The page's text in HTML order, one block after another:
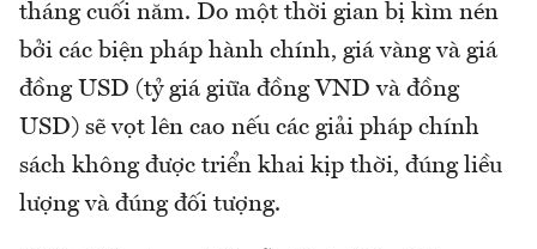
tháng cuối năm. Do một thời gian bị kìm nén
bởi các biện pháp hành chính, giá vàng và giá
đồng USD (tỷ giá giữa đồng VND và đồng
USD) sẽ vọt lên cao nếu các giải pháp chính
sách không được triển khai kịp thời, đúng liều
lượng và đúng đối tượng.